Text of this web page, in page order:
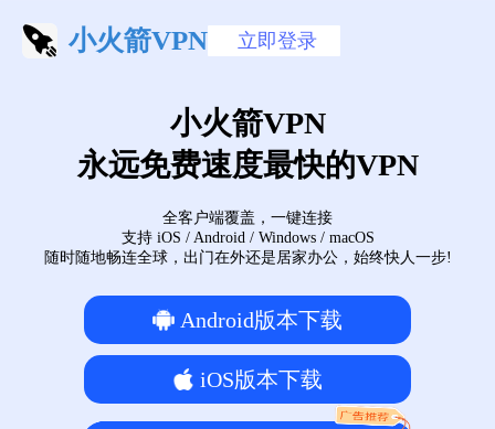
小火箭VPN 立即登录
小火箭VPN
永远免费速度最快的VPN
全客户端覆盖，一键连接
支持 iOS / Android / Windows / macOS
随时随地畅连全球，出门在外还是居家办公，始终快人一步!
Android版本下载
iOS版本下载